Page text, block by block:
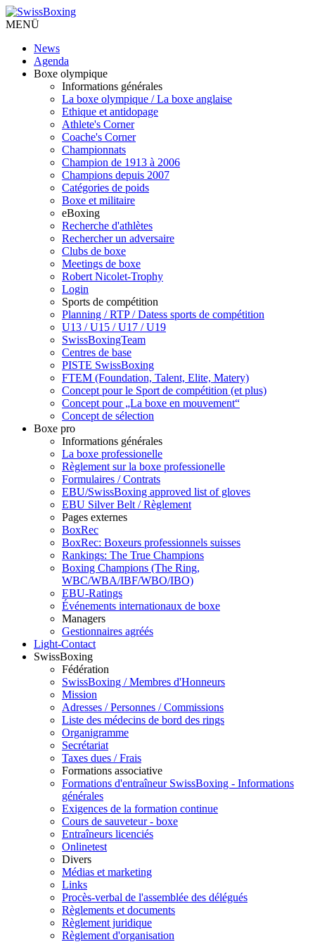
MENÜ
News
Agenda
Boxe olympique
Informations générales
La boxe olympique / La boxe anglaise
Ethique et antidopage
Athlete's Corner
Coache's Corner
Championnats
Champion de 1913 à 2006
Champions depuis 2007
Catégories de poids
Boxe et militaire
eBoxing
Recherche d'athlètes
Rechercher un adversaire
Clubs de boxe
Meetings de boxe
Robert Nicolet-Trophy
Login
Sports de compétition
Planning / RTP / Datess sports de compétition
U13 / U15 / U17 / U19
SwissBoxingTeam
Centres de base
PISTE SwissBoxing
FTEM (Foundation, Talent, Elite, Matery)
Concept pour le Sport de compétition (et plus)
Concept pour „La boxe en mouvement“
Concept de sélection
Boxe pro
Informations générales
La boxe professionelle
Règlement sur la boxe professionelle
Formulaires / Contrats
EBU/SwissBoxing approved list of gloves
EBU Silver Belt / Règlement
Pages externes
BoxRec
BoxRec: Boxeurs professionnels suisses
Rankings: The True Champions
Boxing Champions (The Ring,
WBC/WBA/IBF/WBO/IBO)
EBU-Ratings
Événements internationaux de boxe
Managers
Gestionnaires agréés
Light-Contact
SwissBoxing
Fédération
SwissBoxing / Membres d'Honneurs
Mission
Adresses / Personnes / Commissions
Liste des médecins de bord des rings
Organigramme
Secrétariat
Taxes dues / Frais
Formations associative
Formations d'entraîneur SwissBoxing - Informations
générales
Exigences de la formation continue
Cours de sauveteur - boxe
Entraîneurs licenciés
Onlinetest
Divers
Médias et marketing
Links
Procès-verbal de l'assemblée des délégués
Règlements et documents
Règlement juridique
Règlement d'organisation